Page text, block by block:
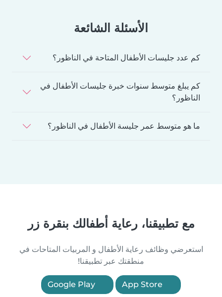
الأسئلة الشائعة
كم عدد جليسات الأطفال المتاحة في الناظور؟
كم يبلغ متوسط سنوات خبرة جليسات الأطفال في
الناظور؟
ما هو متوسط عمر جليسة الأطفال في الناظور؟
مع تطبيقنا، رعاية أطفالك بنقرة زر
استعرضي وظائف رعاية الأطفال و المربيات المتاحات في
منطقتك عبر تطبيقنا!